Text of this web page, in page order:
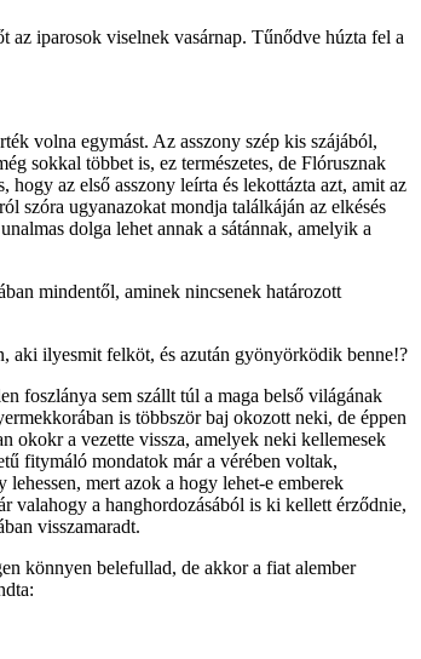
iparosok viselnek vasárnap. Tűnődve húzta fel a
volna egymást. Az asszony szép kis szájából,
sokkal többet is, ez természetes, de Flórusznak
az első asszony leírta és lekottázta azt, amit az
szóra ugyanazokat mondja találkáján az elkésés
dolga lehet annak a sátánnak, amelyik a
mindentől, aminek nincsenek határozott
aki ilyesmit felköt, és azután gyönyörködik benne!?
foszlánya sem szállt túl a maga belső világának
is többször baj okozott neki, de éppen
okokr a vezette vissza, amelyek neki kellemesek
fitymáló mondatok már a vérében voltak,
mert azok a hogy lehet-e emberek
valahogy a hanghordozásából is ki kellett érződnie,
visszamaradt.
könnyen belefullad, de akkor a fiat alember